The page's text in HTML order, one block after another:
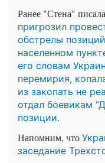
Ранее "Стена"
пригрозил
обстрелы
населенном
его словам
перемирия,
из закопать не
отдал боевикам
позиции.
Напомним, что
заседание